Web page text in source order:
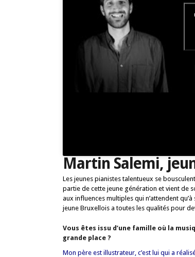
Martin Salemi,
Les jeunes pianistes talentueux se
partie de cette jeune génération et vient de
aux influences multiples qui n’attendent
jeune Bruxellois a toutes les qualités pour
Vous êtes issu d’une famille où la
grande place ?
Mon père est illustrateur, c’est lui qui a